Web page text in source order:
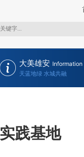
大美雄安 Information
天蓝地绿 水城共融
践基地